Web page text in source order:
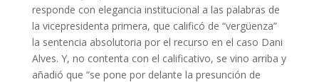
responde con elegancia institucional a las palabras de
la vicepresidenta primera, que calificó de “vergüenza”
la sentencia absolutoria por el recurso en el caso Dani
Alves. Y, no contenta con el calificativo, se vino arriba y
añadió que “se pone por delante la presunción de